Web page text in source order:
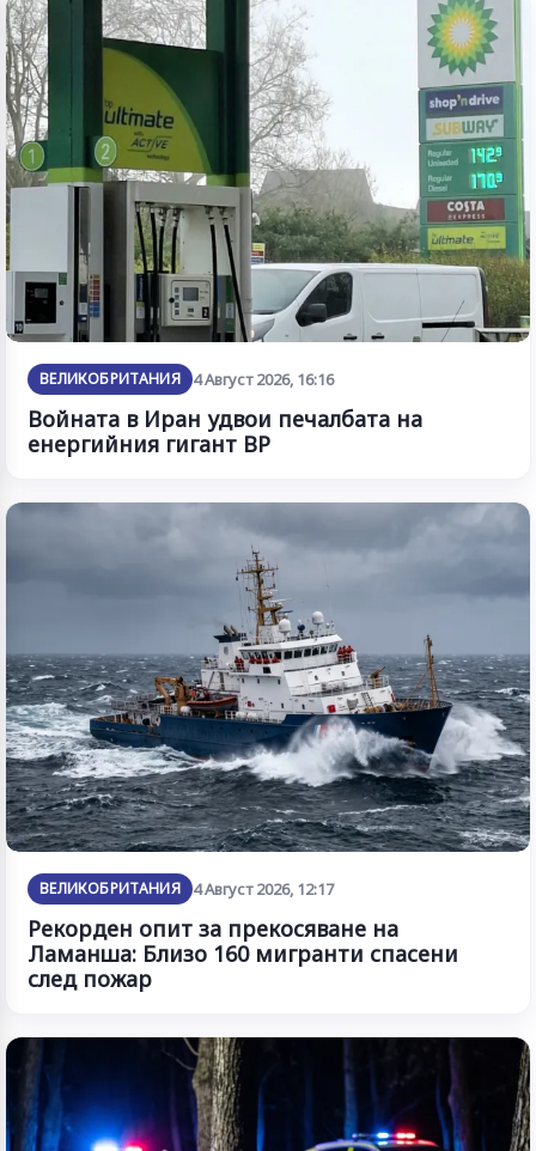
ВЕЛИКОБРИТАНИЯ 4 Август 2026, 16:16
Войната в Иран удвои печалбата на
енергийния гигант BP
ВЕЛИКОБРИТАНИЯ 4 Август 2026, 12:17
Рекорден опит за прекосяване на
Ламанша: Близо 160 мигранти спасени
след пожар